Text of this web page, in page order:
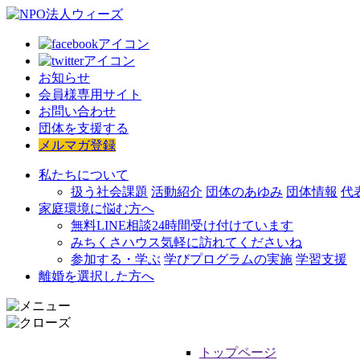
お知らせ
会員様専用サイト
お問い合わせ
団体を支援する
メルマガ登録
私たちについて
扱う社会課題 活動紹介 団体のあゆみ 団体情報 代
家庭環境に悩む方へ
無料LINE相談24時間受け付けています
みちくさハウス気軽に訪れてくださいね
参加する・学ぶ 学びプログラムの実施 学習支援
離婚を選択した方へ
トップページ